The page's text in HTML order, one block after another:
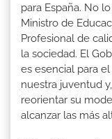
para España. No
Ministro de
Profesional de
la sociedad. El
es esencial para
nuestra juventud
reorientar su
alcanzar las más